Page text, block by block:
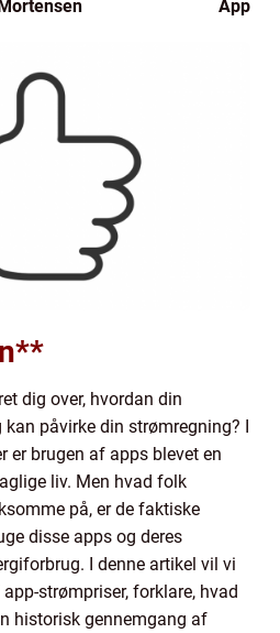
App
dig over, hvordan din
påvirke din strømregning? I
er brugen af apps blevet en
liv. Men hvad folk
på, er de faktiske
disse apps og deres
I denne artikel vil vi
strømpriser, forklare, hvad
historisk gennemgang af